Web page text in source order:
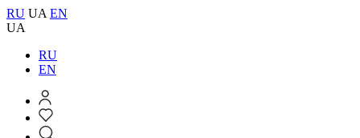
RU UA EN
UA
RU
EN